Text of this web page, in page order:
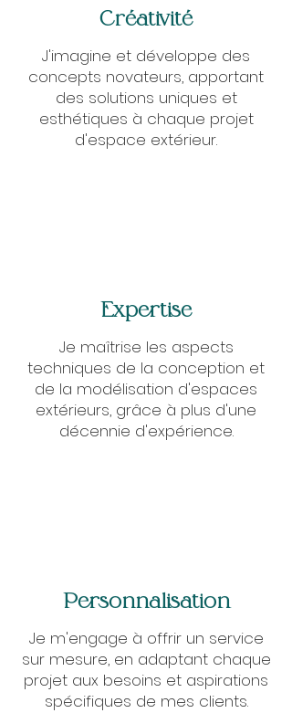
Créativité
J'imagine et développe des
concepts novateurs, apportant
des solutions uniques et
esthétiques à chaque projet
d'espace extérieur.
Expertise
Je maîtrise les aspects
techniques de la conception et
de la modélisation d'espaces
extérieurs, grâce à plus d'une
décennie d'expérience.
Personnalisation
Je m'engage à offrir un service
sur mesure, en adaptant chaque
projet aux besoins et aspirations
spécifiques de mes clients.​